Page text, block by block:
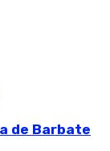
de Barbate